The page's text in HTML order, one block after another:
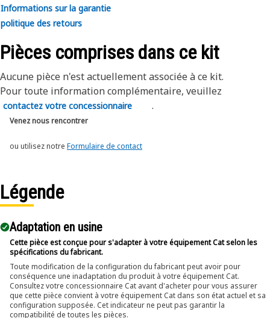
Informations sur la garantie
politique des retours
Pièces comprises dans ce kit
Aucune pièce n'est actuellement associée à ce kit.
Pour toute information complémentaire, veuillez
contactez votre concessionnaire
Venez nous rencontrer
ou utilisez notre Formulaire de contact
.
Légende
Adaptation en usine
Cette pièce est conçue pour s'adapter à votre équipement Cat selon les
spécifications du fabricant.
Toute modification de la configuration du fabricant peut avoir pour
conséquence une inadaptation du produit à votre équipement Cat.
Consultez votre concessionnaire Cat avant d'acheter pour vous assurer
que cette pièce convient à votre équipement Cat dans son état actuel et sa
configuration supposée. Cet indicateur ne peut pas garantir la
compatibilité de toutes les pièces.